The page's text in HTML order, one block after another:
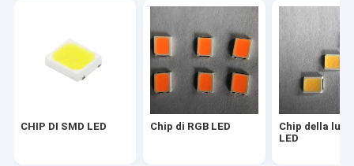
SMD ha condotto le componenti
CHIP DI SMD LED Chip di RGB LED
Chip della
LED